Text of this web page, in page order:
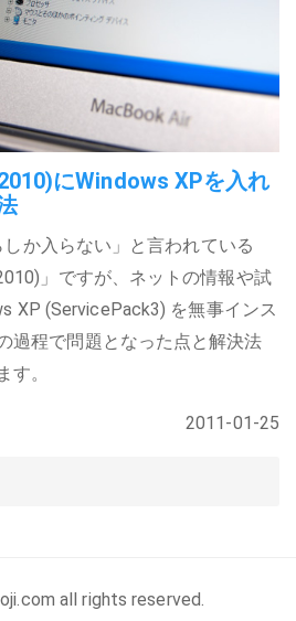
にWindows XPを入れ
か入らない」と言われている
」ですが、ネットの情報や試
XP (ServicePack3) を無事インス
過程で問題となった点と解決法
す。
2011-01-25
all rights reserved.